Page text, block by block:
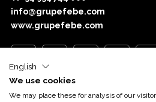
info@grupefebe.com
www.grupefebe.com
Con el apoyo deAcció
English
We use cookies
We may place these for analysis of our